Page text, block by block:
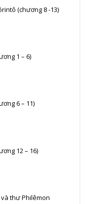
(chương 8 -13)
1 – 6)
6 – 11)
12 – 16)
thư Philêmon